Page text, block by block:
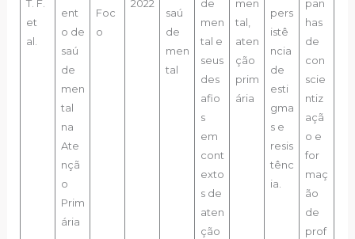
T. F.
et
al.
ent
o de
saú
de
men
tal
na
Ate
nçã
o
Prim
ária
Foc
o
2022
saú
de
men
tal
de
men
tal e
seus
des
afio
s
em
cont
exto
s de
aten
ção
men
tal,
aten
ção
prim
ária
pers
istê
ncia
de
esti
gma
s e
resis
tênc
ia.
pan
has
de
con
scie
ntiz
açã
o e
for
maç
ão
de
prof